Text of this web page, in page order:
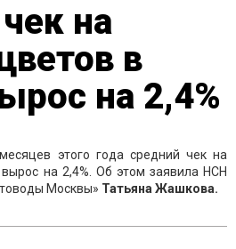
на
в
на 2,4%
этого года средний чек на
на 2,4%. Об этом заявила НСН
Москвы» Татьяна Жашкова.